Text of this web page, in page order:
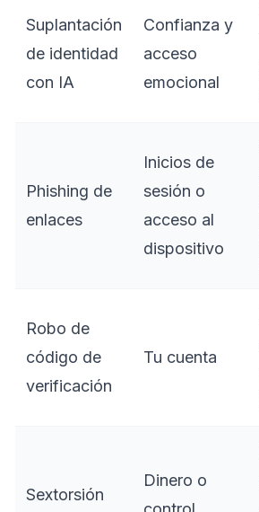
Suplantación
de identidad
con IA
Confianza y
acceso
emocional
Phishing de
enlaces
Inicios de
sesión o
acceso al
dispositivo
Robo de
código de
verificación
Tu cuenta
Sextorsión
Dinero o